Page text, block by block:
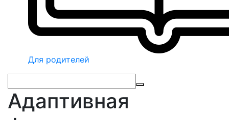
Для родителей
Адаптивная